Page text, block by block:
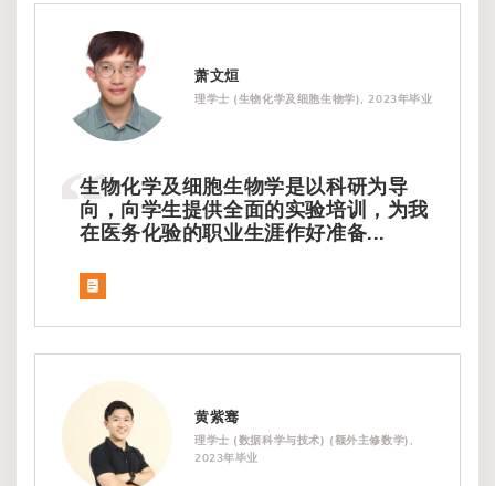
萧文烜
理学士 (生物化学及细胞生物学), 2023年毕业
生物化学及细胞生物学是以科研为导
向，向学生提供全面的实验培训，为我
在医务化验的职业生涯作好准备...
黄紫骞
理学士 (数据科学与技术) (额外主修数学),
2023年毕业